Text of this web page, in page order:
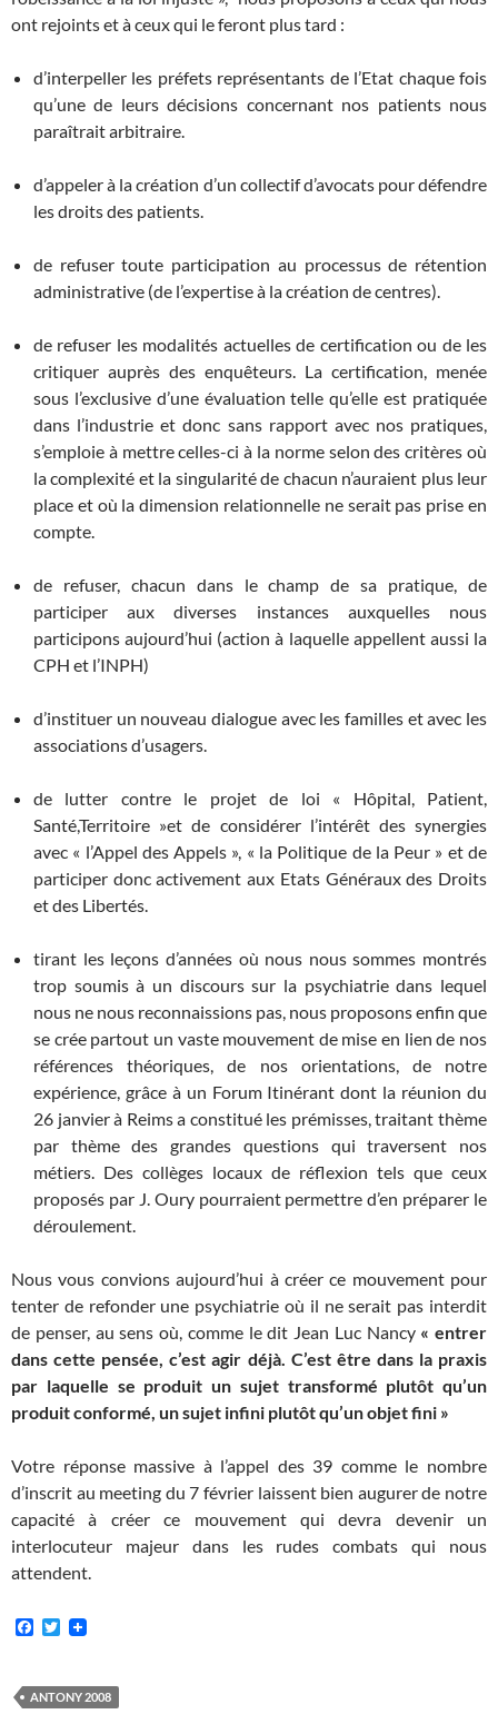
ont rejoints et à ceux qui le feront plus tard :
d’interpeller les préfets représentants de l’Etat chaque fois
qu’une de leurs décisions concernant nos patients nous
paraîtrait arbitraire.
d’appeler à la création d’un collectif d’avocats pour défendre
les droits des patients.
de refuser toute participation au processus de rétention
administrative (de l’expertise à la création de centres).
de refuser les modalités actuelles de certification ou de les
critiquer auprès des enquêteurs. La certification, menée
sous l’exclusive d’une évaluation telle qu’elle est pratiquée
dans l’industrie et donc sans rapport avec nos pratiques,
s’emploie à mettre celles-ci à la norme selon des critères où
la complexité et la singularité de chacun n’auraient plus leur
place et où la dimension relationnelle ne serait pas prise en
compte.
de refuser, chacun dans le champ de sa pratique, de
participer aux diverses instances auxquelles nous
participons aujourd’hui (action à laquelle appellent aussi la
CPH et l’INPH)
d’instituer un nouveau dialogue avec les familles et avec les
associations d’usagers.
de lutter contre le projet de loi « Hôpital, Patient,
Santé,Territoire »et de considérer l’intérêt des synergies
avec « l’Appel des Appels », « la Politique de la Peur » et de
participer donc activement aux Etats Généraux des Droits
et des Libertés.
tirant les leçons d’années où nous nous sommes montrés
trop soumis à un discours sur la psychiatrie dans lequel
nous ne nous reconnaissions pas, nous proposons enfin que
se crée partout un vaste mouvement de mise en lien de nos
références théoriques, de nos orientations, de notre
expérience, grâce à un Forum Itinérant dont la réunion du
26 janvier à Reims a constitué les prémisses, traitant thème
par thème des grandes questions qui traversent nos
métiers. Des collèges locaux de réflexion tels que ceux
proposés par J. Oury pourraient permettre d’en préparer le
déroulement.
Nous vous convions aujourd’hui à créer ce mouvement pour
tenter de refonder une psychiatrie où il ne serait pas interdit
de penser, au sens où, comme le dit Jean Luc Nancy « entrer
dans cette pensée, c’est agir déjà. C’est être dans la praxis
par laquelle se produit un sujet transformé plutôt qu’un
produit conformé, un sujet infini plutôt qu’un objet fini »
Votre réponse massive à l’appel des 39 comme le nombre
d’inscrit au meeting du 7 février laissent bien augurer de notre
capacité à créer ce mouvement qui devra devenir un
interlocuteur majeur dans les rudes combats qui nous
attendent.
F
b
o
T
t
e
ANTONY 2008